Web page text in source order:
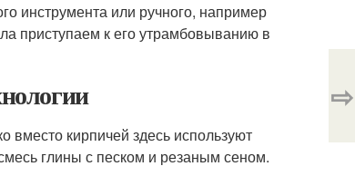
инструмента или ручного, например
приступаем к его утрамбовыванию в
вместо кирпичей здесь используют
глины с песком и резаным сеном.
⇨